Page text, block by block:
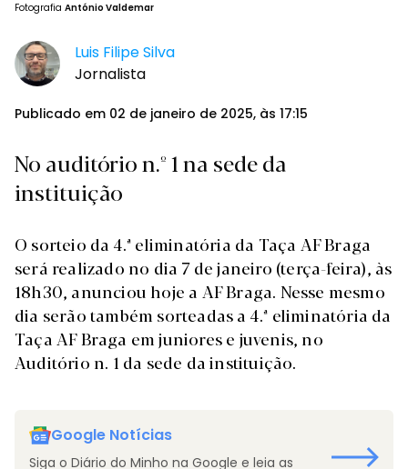
Fotografia António Valdemar
Luis Filipe Silva
Jornalista
Publicado em 02 de janeiro de 2025, às 17:15
No auditório n.º 1 na sede da
instituição
O sorteio da 4.ª eliminatória da Taça AF Braga
será realizado no dia 7 de janeiro (terça-feira), às
18h30, anunciou hoje a AF Braga. Nesse mesmo
dia serão também sorteadas a 4.ª eliminatória da
Taça AF Braga em juniores e juvenis, no
Auditório n. 1 da sede da instituição.
Google Notícias
Siga o Diário do Minho na Google e leia as